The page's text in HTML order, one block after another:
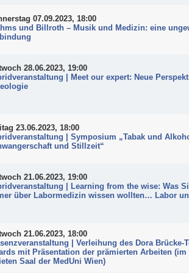
07.09.2023, 18:00
und Billroth – Musik und Medizin: eine
28.06.2023, 19:00
| Meet our expert: Neue
23.06.2023, 18:00
| Symposium „Tabak und
und Stillzeit“
21.06.2023, 19:00
| Learning from the wise: Was
über Labormedizin wissen wollten… Labor
21.06.2023, 18:00
| Verleihung des Dora Brücke-
mit Präsentation der prämierten Arbeiten (im
Saal der MedUni Wien)